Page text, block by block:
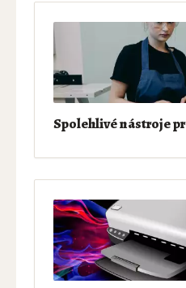
Spolehlivé nástroje